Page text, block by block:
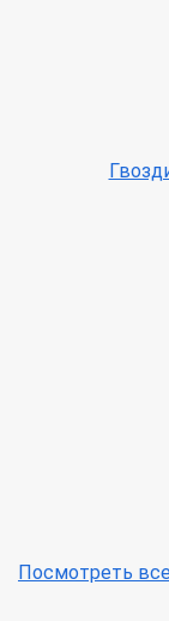
Посмотреть